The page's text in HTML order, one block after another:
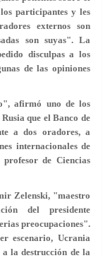
participantes y les
externos son
son suyas". La
disculpas a los
de las opiniones
afirmó uno de los
que el Banco de
a dos oradores, a
internacionales de
de Ciencias
Zelenski, "maestro
del presidente
preocupaciones".
escenario, Ucrania
la destrucción de la